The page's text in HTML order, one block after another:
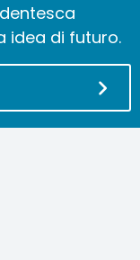
idea di futuro.